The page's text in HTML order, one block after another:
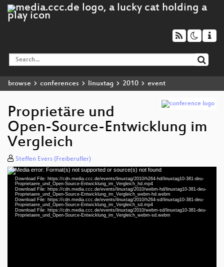
browse conferences linuxtag 2010 event
Proprietäre und
Open-Source-Entwicklung im
Vergleich
Steffen Evers (Freiberufler)
Video
Player
Media error: Format(s) not supported or source(s) not found
Download File: https://cdn.media.ccc.de/events/linuxtag/2010/h264-hd/linuxtag10-381-deu-
Proprietaere_und_Open-Source-Entwicklung_im_Vergleich_hd.mp4
Download File: https://cdn.media.ccc.de/events/linuxtag/2010/webm-hd/linuxtag10-381-deu-
Proprietaere_und_Open-Source-Entwicklung_im_Vergleich_webm-hd.webm
Download File: https://cdn.media.ccc.de/events/linuxtag/2010/h264-sd/linuxtag10-381-deu-
Proprietaere_und_Open-Source-Entwicklung_im_Vergleich_sd.mp4
Download File: https://cdn.media.ccc.de/events/linuxtag/2010/webm-sd/linuxtag10-381-deu-
Proprietaere_und_Open-Source-Entwicklung_im_Vergleich_webm-sd.webm
deu 720p (mp4)